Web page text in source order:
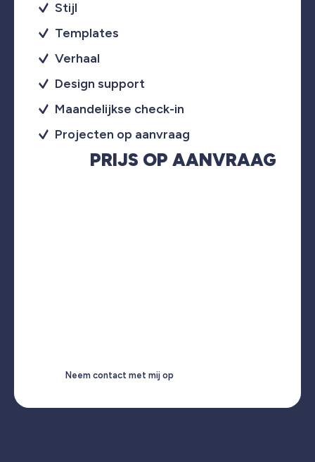
Stijl
Templates
Verhaal
Design support
Maandelijkse check-in
Projecten op aanvraag
PRIJS OP AANVRAAG
Neem contact met mij op